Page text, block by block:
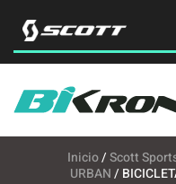
Inicio/Scott
URBAN/